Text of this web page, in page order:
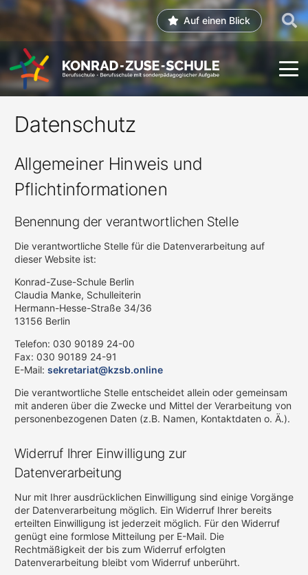
Auf einen Blick
Datenschutz
Allgemeiner Hinweis und
Pflichtinformationen
Benennung der verantwortlichen Stelle
Die verantwortliche Stelle für die Datenverarbeitung auf
dieser Website ist:
Konrad-Zuse-Schule Berlin
Claudia Manke, Schulleiterin
Hermann-Hesse-Straße 34/36
13156 Berlin
Telefon: 030 90189 24-00
Fax: 030 90189 24-91
E-Mail: sekretariat@kzsb.online
Die verantwortliche Stelle entscheidet allein oder gemeinsam
mit anderen über die Zwecke und Mittel der Verarbeitung von
personenbezogenen Daten (z.B. Namen, Kontaktdaten o. Ä.).
Widerruf Ihrer Einwilligung zur
Datenverarbeitung
Nur mit Ihrer ausdrücklichen Einwilligung sind einige Vorgänge
der Datenverarbeitung möglich. Ein Widerruf Ihrer bereits
erteilten Einwilligung ist jederzeit möglich. Für den Widerruf
genügt eine formlose Mitteilung per E-Mail. Die
Rechtmäßigkeit der bis zum Widerruf erfolgten
Datenverarbeitung bleibt vom Widerruf unberührt.